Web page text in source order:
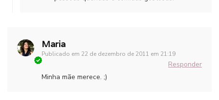
Maria
Publicado em 22 de dezembro de 2011 em 21:19
Responder
Minha mãe merece. ;)